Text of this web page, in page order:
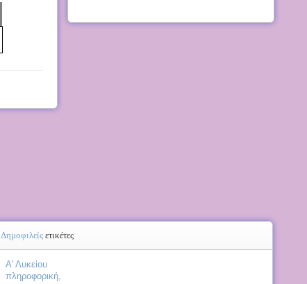
Δημοφιλείς ετικέτες
Α' Λυκείου
πληροφορική,